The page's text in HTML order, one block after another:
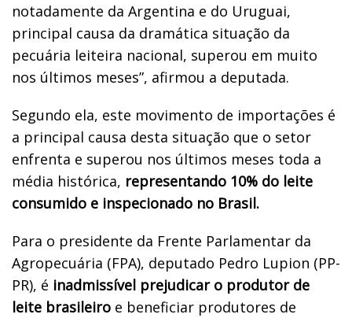
notadamente da Argentina e do Uruguai,
principal causa da dramática situação da
pecuária leiteira nacional, superou em muito
nos últimos meses”, afirmou a deputada.
Segundo ela, este movimento de importações é
a principal causa desta situação que o setor
enfrenta e superou nos últimos meses toda a
média histórica, representando 10% do leite
consumido e inspecionado no Brasil.
Para o presidente da Frente Parlamentar da
Agropecuária (FPA), deputado Pedro Lupion (PP-
PR), é inadmissível prejudicar o produtor de
leite brasileiro e beneficiar produtores de